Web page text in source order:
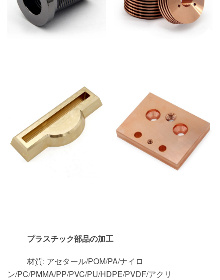
プラスチック部品の加工
材質: アセタール/POM/PA/ナイロ
ン/PC/PMMA/PP/PVC/PU/HDPE/PVDF/アクリ